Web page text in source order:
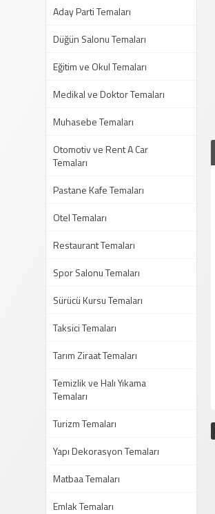
Aday Parti Temaları
Düğün Salonu Temaları
Eğitim ve Okul Temaları
Medikal ve Doktor Temaları
Muhasebe Temaları
Otomotiv ve Rent A Car
Temaları
Pastane Kafe Temaları
Otel Temaları
Restaurant Temaları
Spor Salonu Temaları
Sürücü Kursu Temaları
Taksici Temaları
Tarım Ziraat Temaları
Temizlik ve Halı Yıkama
Temaları
Turizm Temaları
Yapı Dekorasyon Temaları
Matbaa Temaları
Emlak Temaları